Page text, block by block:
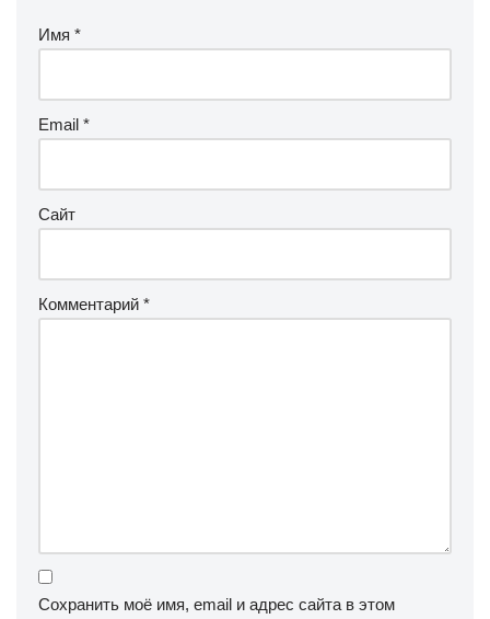
Имя *
Email *
Сайт
Комментарий *
Сохранить моё имя, email и адрес сайта в этом